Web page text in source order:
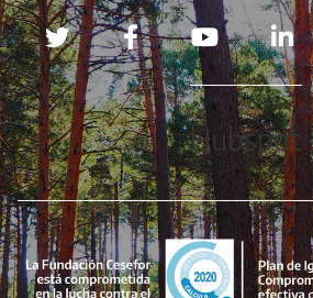
Redes sociales
Hubspot